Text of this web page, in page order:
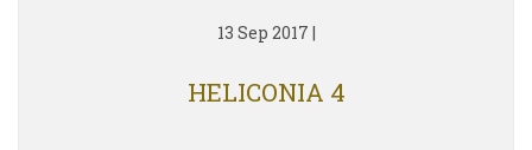
13 Sep 2017 |
HELICONIA 4